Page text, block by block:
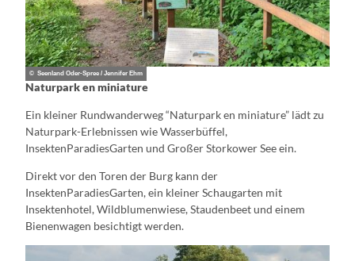
© Seenland Oder-Spree / Jennifer Ehm
Naturpark en miniature
Ein kleiner Rundwanderweg “Naturpark en miniature” lädt zu
Naturpark-Erlebnissen wie Wasserbüffel,
InsektenParadiesGarten und Großer Storkower See ein.
Direkt vor den Toren der Burg kann der
InsektenParadiesGarten, ein kleiner Schaugarten mit
Insektenhotel, Wildblumenwiese, Staudenbeet und einem
Bienenwagen besichtigt werden.